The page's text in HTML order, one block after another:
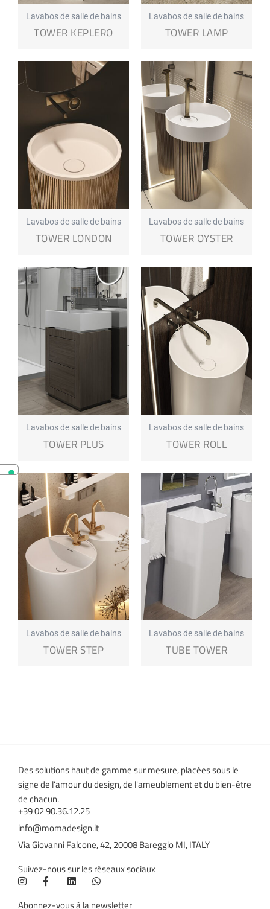
Lavabos de salle de bains
TOWER KEPLERO
Lavabos de salle de bains
TOWER LAMP
Lavabos de salle de bains
TOWER LONDON
Lavabos de salle de bains
TOWER OYSTER
Lavabos de salle de bains
TOWER PLUS
Lavabos de salle de bains
TOWER ROLL
Lavabos de salle de bains
TOWER STEP
Lavabos de salle de bains
TUBE TOWER
Des solutions haut de gamme sur mesure, placées sous le
signe de l'amour du design, de l'ameublement et du bien-être
de chacun.
+39 02 90.36.12.25
info@momadesign.it
Via Giovanni Falcone, 42, 20008 Bareggio MI, ITALY
Suivez-nous sur les réseaux sociaux
Abonnez-vous à la newsletter